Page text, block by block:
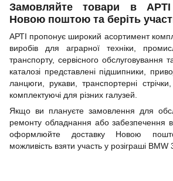
Замовляйте товари в
Новою поштою та беріть
АРТІ пропонує широкий асортимент
виробів для аграрної техніки,
транспорту, сервісного обслуговування
каталозі представлені підшипники,
ланцюги, рукави, транспортерні
комплектуючі для різних галузей.
Якщо ви плануєте замовлення для
ремонту обладнання або забезпечення
оформлюйте доставку Новою
можливість взяти участь у розіграші